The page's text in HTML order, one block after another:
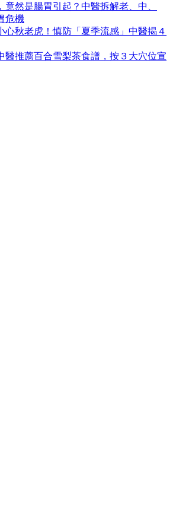
竟然是腸胃引起？中醫拆解老、中、
危機
心秋老虎！慎防「夏季流感」中醫揭４
醫推薦百合雪梨茶食譜，按３大穴位宣